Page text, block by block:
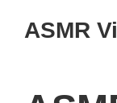
ASMR